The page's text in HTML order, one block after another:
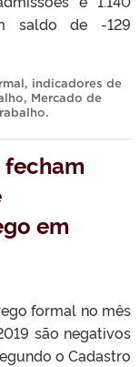
saldo de -129
, indicadores de
, Mercado de
.
fecham
em
formal no mês
são negativos
o Cadastro